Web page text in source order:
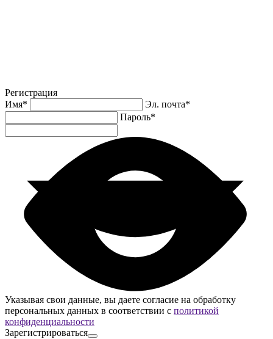
Регистрация
Имя* Эл. почта*
Пароль*
Указывая свои данные, вы даете согласие на обработку
персональных данных в соответствии с политикой
конфиденциальности
Зарегистрироваться